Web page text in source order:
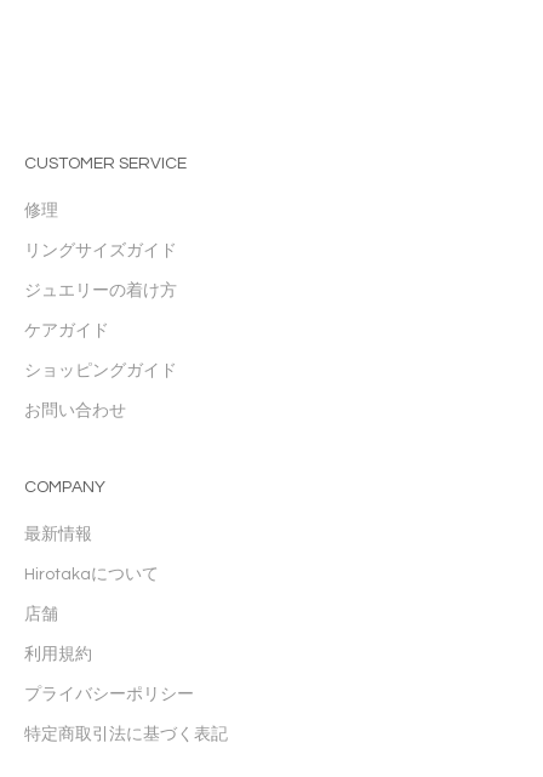
CUSTOMER SERVICE
修理
リングサイズガイド
ジュエリーの着け方
ケアガイド
ショッピングガイド
お問い合わせ
COMPANY
最新情報
Hirotakaについて
店舗
利用規約
プライバシーポリシー
特定商取引法に基づく表記